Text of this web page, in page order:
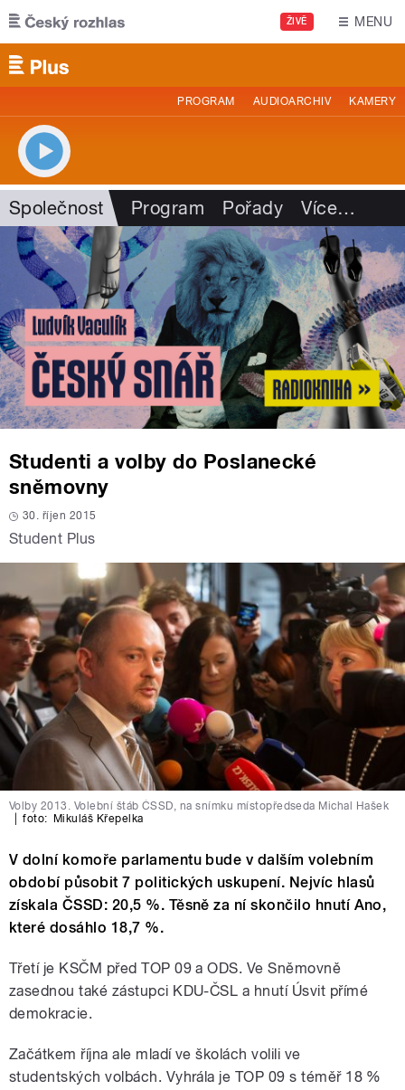
Přejít k hlavnímu obsahu
ŽIVĚ MENU
PROGRAM AUDIOARCHIV KAMERY
Společnost Program Pořady Více…
Studenti a volby do Poslanecké
sněmovny
30. říjen 2015
Student Plus
Volby 2013. Volební štáb ČSSD, na snímku místopředseda Michal Hašek
foto: Mikuláš Křepelka
V dolní komoře parlamentu bude v dalším volebním
období působit 7 politických uskupení. Nejvíc hlasů
získala ČSSD: 20,5 %. Těsně za ní skončilo hnutí Ano,
které dosáhlo 18,7 %.
Třetí je KSČM před TOP 09 a ODS. Ve Sněmovně
zasednou také zástupci KDU-ČSL a hnutí Úsvit přímé
demokracie.
Začátkem října ale mladí ve školách volili ve
studentských volbách. Vyhrála je TOP 09 s téměř 18 %